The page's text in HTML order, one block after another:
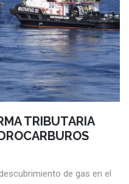
TRIBUTARIA
de gas en el